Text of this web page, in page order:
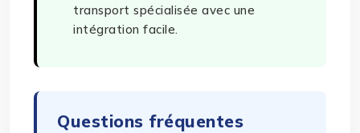
transport spécialisée avec une
intégration facile.
Questions fréquentes